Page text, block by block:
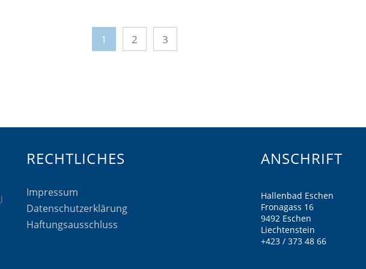
1 2 3
RECHTLICHES
Impressum
Datenschutzerklärung
Haftungsausschluss
ANSCHRIFT
Hallenbad Eschen
Fronagass 16
9492 Eschen
Liechtenstein
+423 / 373 48 66